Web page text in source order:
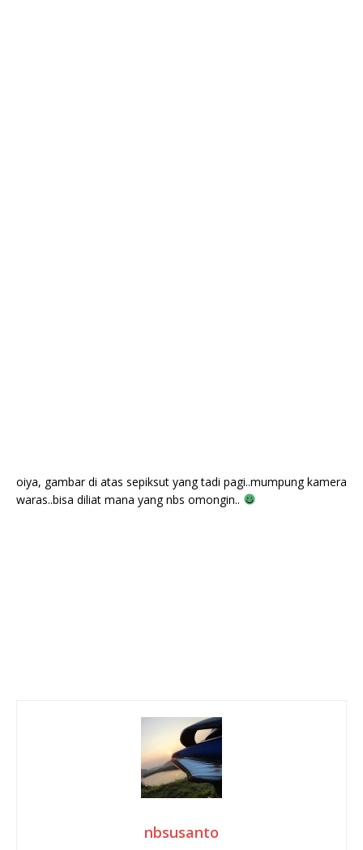
oiya, gambar di atas sepiksut yang tadi pagi..mumpung kamera
waras..bisa diliat mana yang nbs omongin..
nbsusanto